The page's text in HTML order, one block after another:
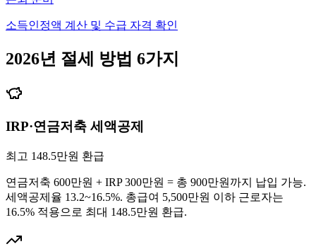
소득인정액 계산 및 수급 자격 확인
2026년 절세 방법 6가지
IRP·연금저축 세액공제
최고 148.5만원 환급
연금저축 600만원 + IRP 300만원 = 총 900만원까지 납입 가능.
세액공제율 13.2~16.5%. 총급여 5,500만원 이하 근로자는
16.5% 적용으로 최대 148.5만원 환급.